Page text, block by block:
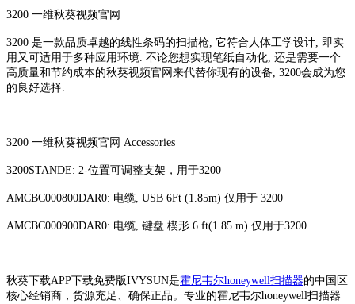
3200 一维秋葵视频官网
3200 是一款品质卓越的线性条码的扫描枪, 它符合人体工学设计, 即实
用又可适用于多种应用环境. 不论您想实现笔纸自动化, 还是需要一个
高质量和节约成本的秋葵视频官网来代替你现有的设备, 3200会成为您
的良好选择.
3200 一维秋葵视频官网 Accessories
3200STANDE: 2-位置可调整支架，用于3200
AMCBC000800DAR0: 电缆, USB 6Ft (1.85m) 仅用于 3200
AMCBC000900DAR0: 电缆, 键盘 楔形 6 ft(1.85 m) 仅用于3200
秋葵下载APP下载免费版IVYSUN是霍尼韦尔honeywell扫描器的中国区
核心经销商，货源充足、确保正品。专业的霍尼韦尔honeywell扫描器